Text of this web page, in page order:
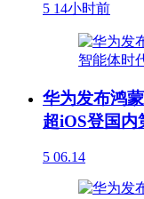
5 14小时前
华为发布鸿
超iOS登国内
5 06.14